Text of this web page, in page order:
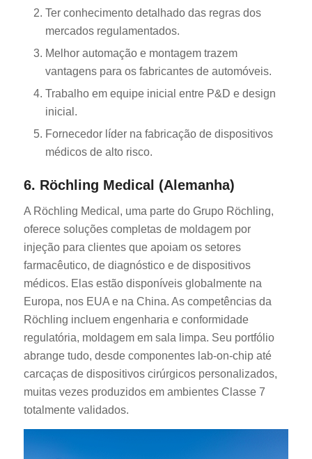
Ter conhecimento detalhado das regras dos
mercados regulamentados.
Melhor automação e montagem trazem
vantagens para os fabricantes de automóveis.
Trabalho em equipe inicial entre P&D e design
inicial.
Fornecedor líder na fabricação de dispositivos
médicos de alto risco.
6. Röchling Medical (Alemanha)
A Röchling Medical, uma parte do Grupo Röchling,
oferece soluções completas de moldagem por
injeção para clientes que apoiam os setores
farmacêutico, de diagnóstico e de dispositivos
médicos. Elas estão disponíveis globalmente na
Europa, nos EUA e na China. As competências da
Röchling incluem engenharia e conformidade
regulatória, moldagem em sala limpa. Seu portfólio
abrange tudo, desde componentes lab-on-chip até
carcaças de dispositivos cirúrgicos personalizados,
muitas vezes produzidos em ambientes Classe 7
totalmente validados.